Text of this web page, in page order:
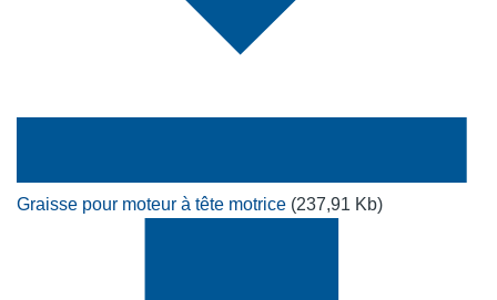
Graisse pour moteur à tête motrice (237,91 Kb)